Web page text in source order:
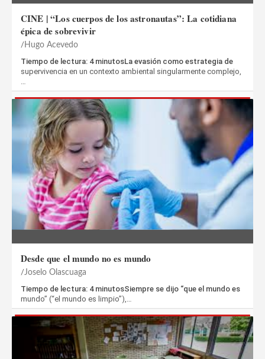
CINE | “Los cuerpos de los astronautas”: La cotidiana
épica de sobrevivir
Hugo Acevedo
Tiempo de lectura: 4 minutosLa evasión como estrategia de
supervivencia en un contexto ambiental singularmente complejo,
Desde que el mundo no es mundo
Joselo Olascuaga
Tiempo de lectura: 4 minutosSiempre se dijo “que el mundo es
mundo” (“el mundo es limpio”),…